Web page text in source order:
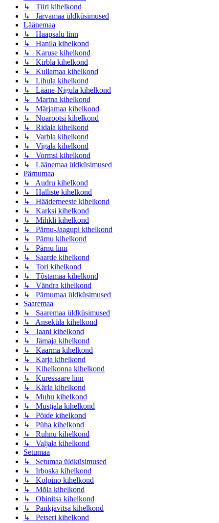
↳ Türi kihelkond
↳ Järvamaa üldküsimused
Läänemaa
↳ Haapsalu linn
↳ Hanila kihelkond
↳ Karuse kihelkond
↳ Kirbla kihelkond
↳ Kullamaa kihelkond
↳ Lihula kihelkond
↳ Lääne-Nigula kihelkond
↳ Martna kihelkond
↳ Märjamaa kihelkond
↳ Noarootsi kihelkond
↳ Ridala kihelkond
↳ Varbla kihelkond
↳ Vigala kihelkond
↳ Vormsi kihelkond
↳ Läänemaa üldküsimused
Pärnumaa
↳ Audru kihelkond
↳ Halliste kihelkond
↳ Häädemeeste kihelkond
↳ Karksi kihelkond
↳ Mihkli kihelkond
↳ Pärnu-Jaagupi kihelkond
↳ Pärnu kihelkond
↳ Pärnu linn
↳ Saarde kihelkond
↳ Tori kihelkond
↳ Tõstamaa kihelkond
↳ Vändra kihelkond
↳ Pärnumaa üldküsimused
Saaremaa
↳ Saaremaa üldküsimused
↳ Anseküla kihelkond
↳ Jaani kihelkond
↳ Jämaja kihelkond
↳ Kaarma kihelkond
↳ Karja kihelkond
↳ Kihelkonna kihelkond
↳ Kuressaare linn
↳ Kärla kihelkond
↳ Muhu kihelkond
↳ Mustjala kihelkond
↳ Pöide kihelkond
↳ Püha kihelkond
↳ Ruhnu kihelkond
↳ Valjala kihelkond
Setumaa
↳ Setumaa üldküsimused
↳ Irboska kihelkond
↳ Kolpino kihelkond
↳ Mõla kihelkond
↳ Obinitsa kihelkond
↳ Pankjavitsa kihelkond
↳ Petseri kihelkond